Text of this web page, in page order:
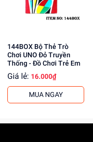
Mua ngay tại
144BOX Bộ Thẻ Trò
Chơi UNO Đỏ Truyền
Thống - Đồ Chơi Trẻ Em
Giá lẻ: 16.000₫
MUA NGAY